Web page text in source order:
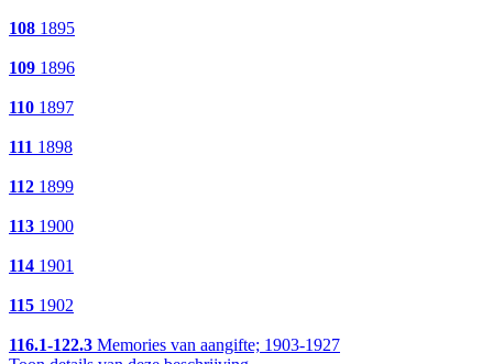
108 1895
109 1896
110 1897
111 1898
112 1899
113 1900
114 1901
115 1902
116.1-122.3 Memories van aangifte; 1903-1927